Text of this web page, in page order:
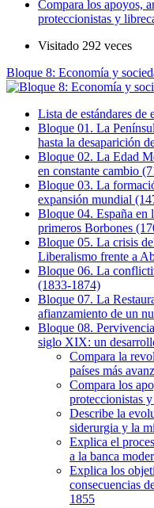
Compara los apoyos,
proteccionistas y
Visitado 292 veces
Bloque 8: Economía y
Lista de estándares de
Bloque 01. La
hasta la desaparición
Bloque 02. La Edad
en constante cambio
Bloque 03. La
expansión mundial
Bloque 04. España en
primeros Borbones
Bloque 05. La crisis
Liberalismo frente a
Bloque 06. La
(1833-1874)
Bloque 07. La
afianzamiento de un
Bloque 08.
siglo XIX: un
Compara la
países más
Compara los
proteccionistas
Describe la
siderurgia y la
Explica el
a la banca
Explica los
consecuencias
1855